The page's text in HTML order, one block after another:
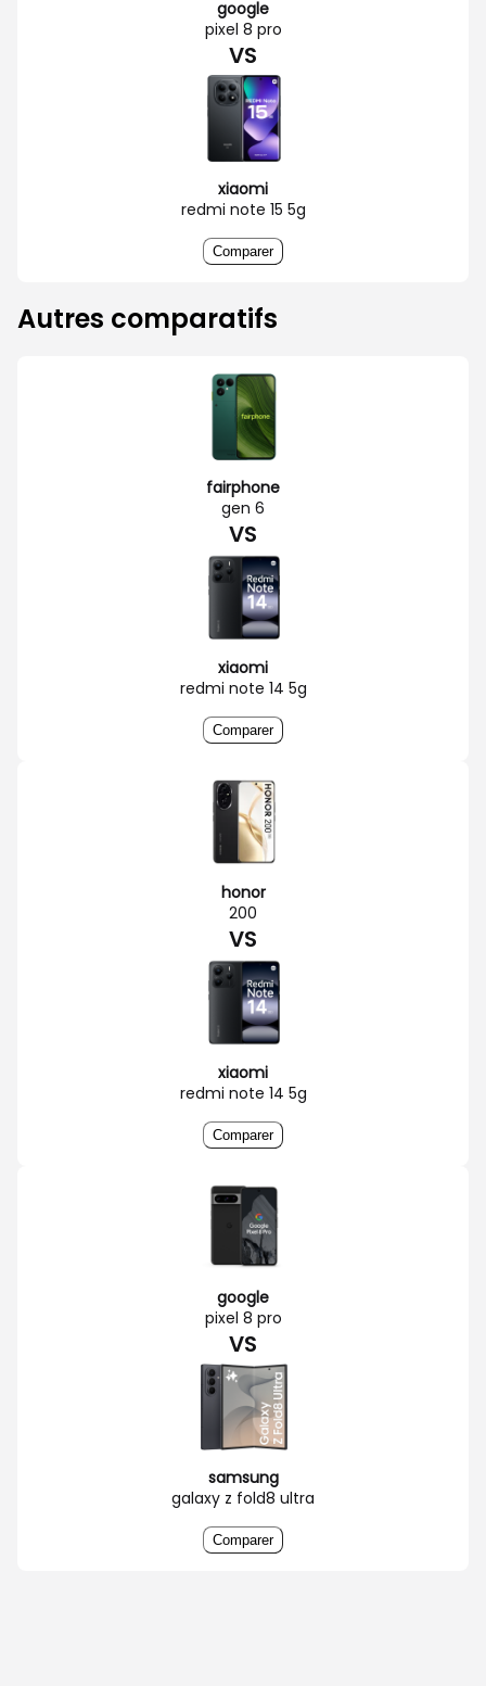
google
pixel 8 pro
VS
xiaomi
redmi note 15 5g
Comparer
Autres comparatifs
fairphone
gen 6
VS
xiaomi
redmi note 14 5g
Comparer
honor
200
VS
xiaomi
redmi note 14 5g
Comparer
google
pixel 8 pro
VS
samsung
galaxy z fold8 ultra
Comparer